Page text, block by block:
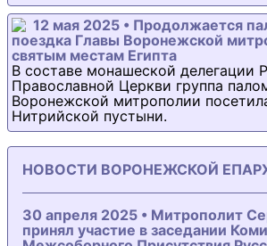
12 мая 2025 • Продолжается
поездка Главы Воронежской
святым местам Египта
В составе монашеской делегации
Православной Церкви группа
Воронежской митрополии
Нитрийской пустыни.
НОВОСТИ ВОРОНЕЖСКОЙ
30 апреля 2025 • Митрополит
принял участие в заседании